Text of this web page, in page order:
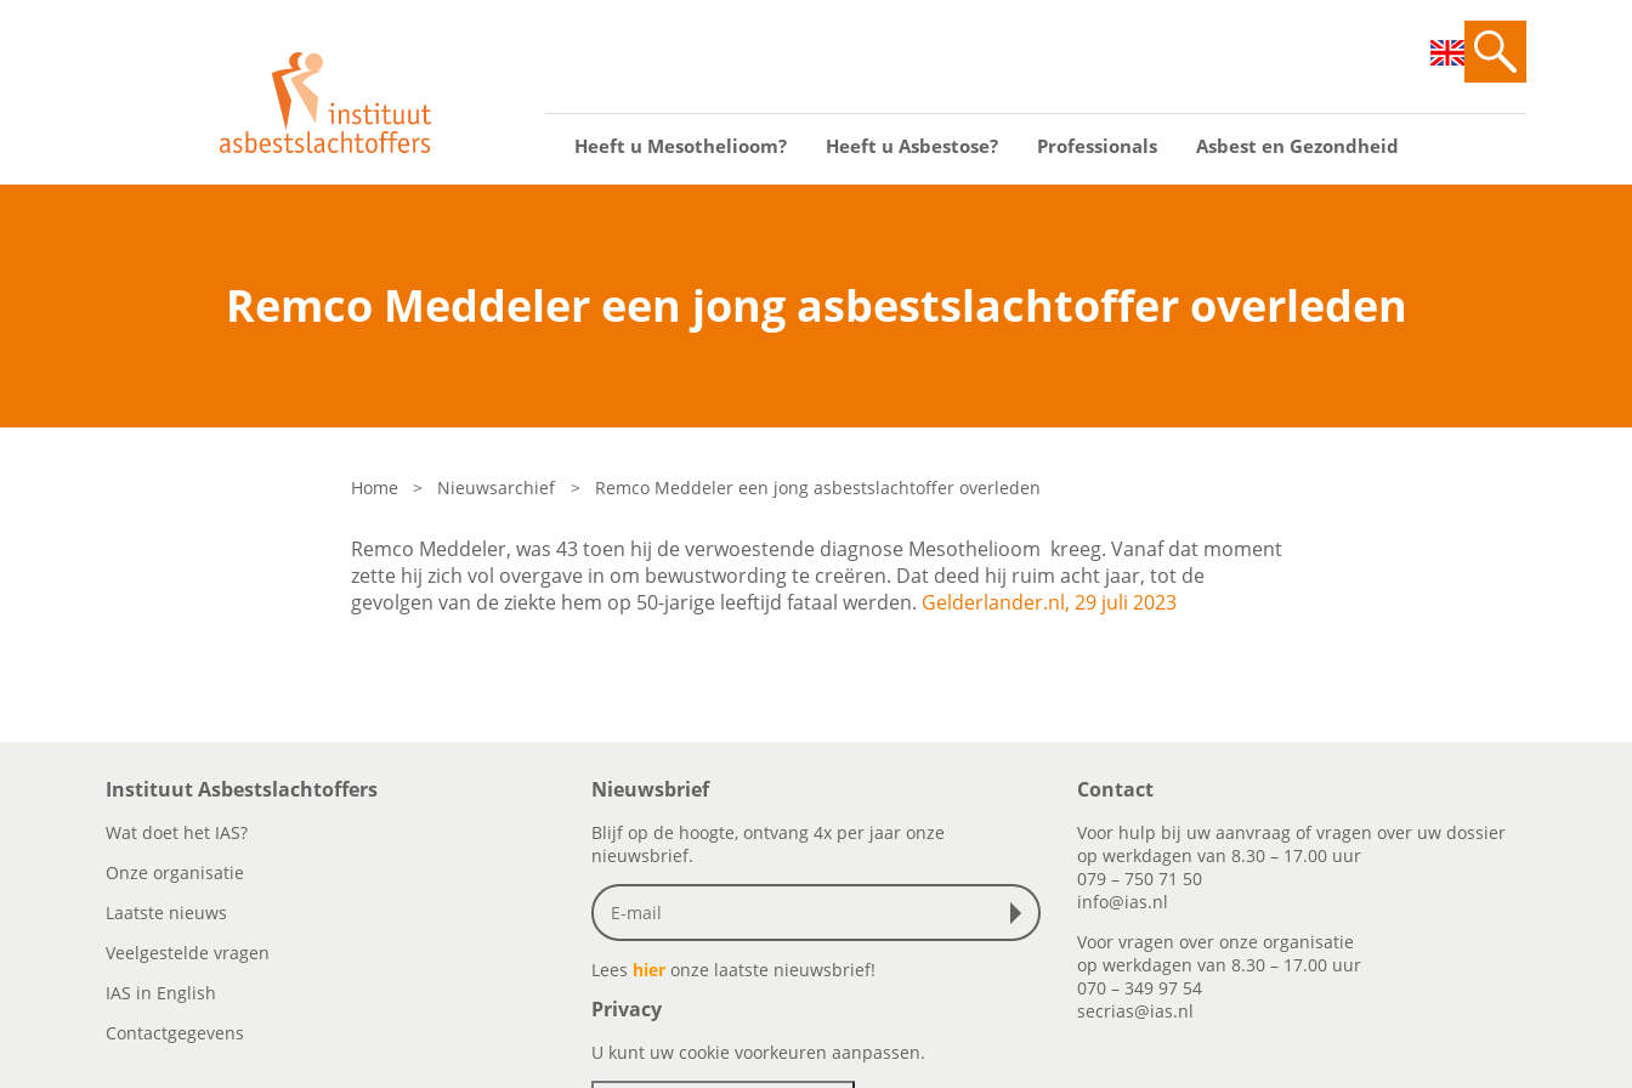
Heeft u Mesothelioom? Heeft u Asbestose? Professionals Asbest en Gezondheid
Remco Meddeler een jong asbestslachtoffer overleden
Home > Nieuwsarchief > Remco Meddeler een jong asbestslachtoffer overleden
Remco Meddeler, was 43 toen hij de verwoestende diagnose Mesothelioom kreeg. Vanaf dat moment
zette hij zich vol overgave in om bewustwording te creëren. Dat deed hij ruim acht jaar, tot de
gevolgen van de ziekte hem op 50-jarige leeftijd fataal werden. Gelderlander.nl, 29 juli 2023
Instituut Asbestslachtoffers
Wat doet het IAS?
Onze organisatie
Laatste nieuws
Veelgestelde vragen
IAS in English
Contactgegevens
Nieuwsbrief
Blijf op de hoogte, ontvang 4x per jaar onze
nieuwsbrief.
Lees hier onze laatste nieuwsbrief!
Privacy
U kunt uw cookie voorkeuren aanpassen.
Contact
Voor hulp bij uw aanvraag of vragen over uw dossier
op werkdagen van 8.30 – 17.00 uur
079 – 750 71 50
info@ias.nl
Voor vragen over onze organisatie
op werkdagen van 8.30 – 17.00 uur
070 – 349 97 54
secrias@ias.nl